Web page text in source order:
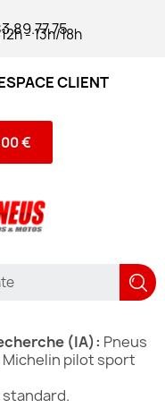
- 13h/18h
CLIENT
€
(IA): Pneus
Michelin pilot sport